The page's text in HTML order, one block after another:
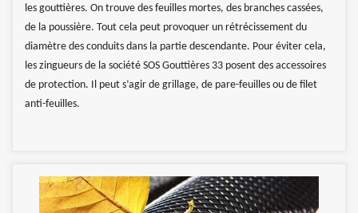
les gouttières. On trouve des feuilles mortes, des branches cassées,
de la poussière. Tout cela peut provoquer un rétrécissement du
diamètre des conduits dans la partie descendante. Pour éviter cela,
les zingueurs de la société SOS Gouttières 33 posent des accessoires
de protection. Il peut s’agir de grillage, de pare-feuilles ou de filet
anti-feuilles.